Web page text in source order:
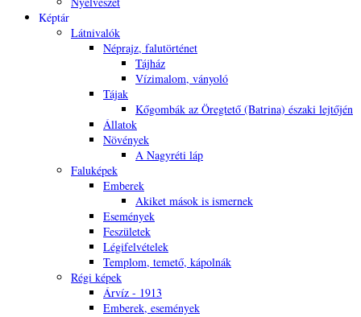
Képtár
Látnivalók
Néprajz, falutörténet
Tájház
Vízimalom, ványoló
Tájak
Kőgombák az Öregtető (Batrina) északi lejtőjén
Állatok
Növények
A Nagyréti láp
Faluképek
Emberek
Akiket mások is ismernek
Események
Feszületek
Légifelvételek
Templom, temető, kápolnák
Régi képek
Árvíz - 1913
Emberek, események